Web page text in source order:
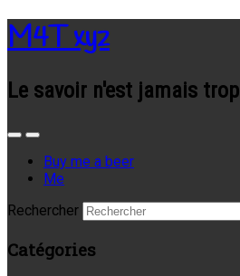
M4T xyz
Le savoir n'est jamais trop
Buy me a beer
Me
Rechercher
Catégories